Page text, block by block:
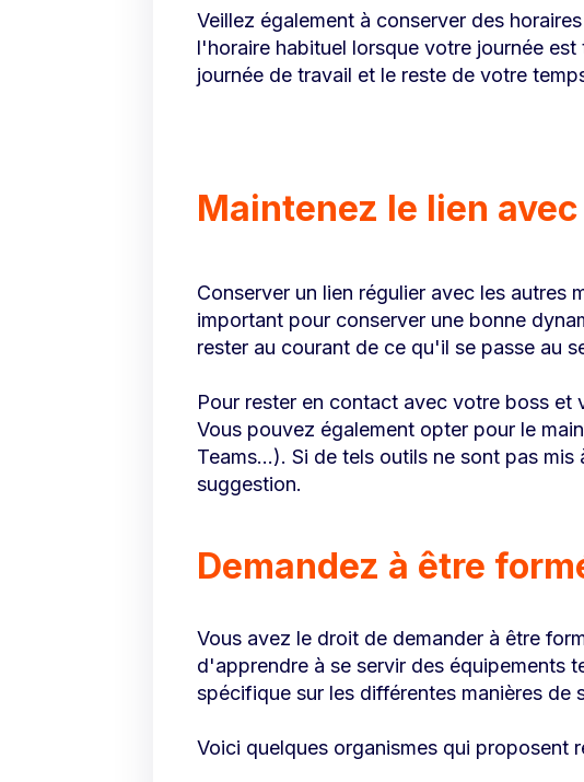
Veillez également à conserver des
l'horaire habituel lorsque votre journée
journée de travail et le reste de votre
Maintenez le lien
Conserver un lien régulier avec les autres
important pour conserver une bonne
rester au courant de ce qu'il se passe au
Pour rester en contact avec votre boss et
Vous pouvez également opter pour le
Teams...). Si de tels outils ne sont pas
suggestion.
Demandez à être
Vous avez le droit de demander à être
d'apprendre à se servir des équipements
spécifique sur les différentes manières
Voici quelques organismes qui proposent